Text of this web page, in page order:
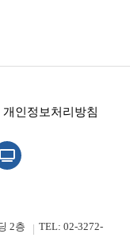
개인정보처리방침
2층
TEL: 02-3272-